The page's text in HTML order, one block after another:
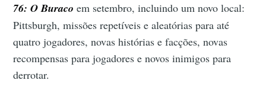
76: O Buraco em setembro, incluindo um novo local:
Pittsburgh, missões repetíveis e aleatórias para até
quatro jogadores, novas histórias e facções, novas
recompensas para jogadores e novos inimigos para
derrotar.